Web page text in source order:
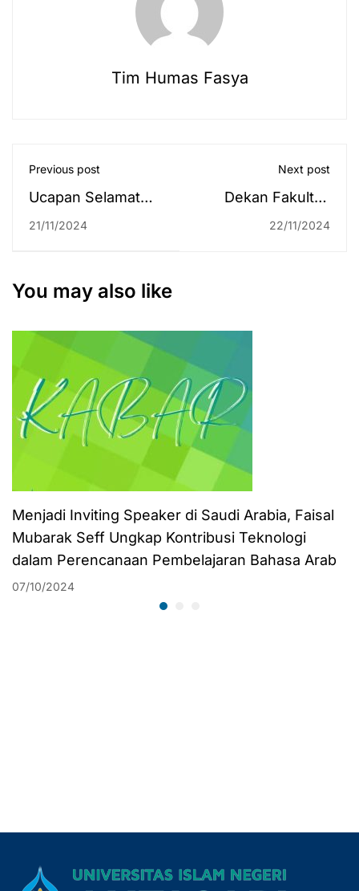
Tim Humas Fasya
Previous post
Ucapan Selamat
atas Pencapaian
Terakreditasi
21/11/2024
Next post
Dekan Fakultas
Syariah UIN
(Muamalah):
Potensi Mahasiswa
22/11/2024
You may also like
Menjadi Inviting Speaker di Saudi Arabia, Faisal
Mubarak Seff Ungkap Kontribusi Teknologi
dalam Perencanaan Pembelajaran Bahasa Arab
07/10/2024